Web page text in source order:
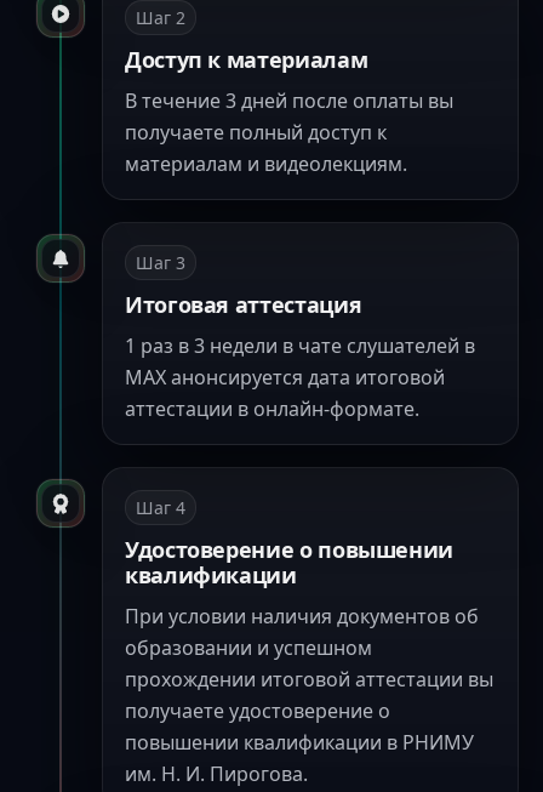
Шаг 2
Доступ к материалам
В течение 3 дней после оплаты вы
получаете полный доступ к
материалам и видеолекциям.
Шаг 3
Итоговая аттестация
1 раз в 3 недели в чате слушателей в
MAX анонсируется дата итоговой
аттестации в онлайн-формате.
Шаг 4
Удостоверение о повышении
квалификации
При условии наличия документов об
образовании и успешном
прохождении итоговой аттестации вы
получаете удостоверение о
повышении квалификации в РНИМУ
им. Н. И. Пирогова.